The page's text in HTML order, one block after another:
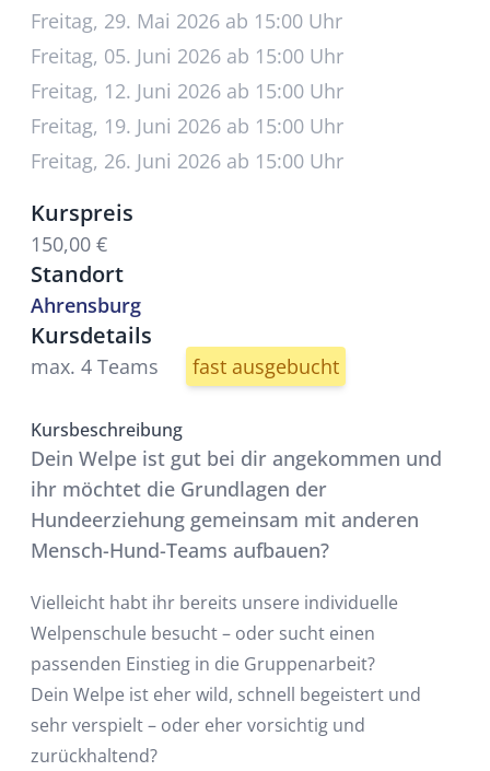
Freitag, 29. Mai 2026 ab 15:00 Uhr
Freitag, 05. Juni 2026 ab 15:00 Uhr
Freitag, 12. Juni 2026 ab 15:00 Uhr
Freitag, 19. Juni 2026 ab 15:00 Uhr
Freitag, 26. Juni 2026 ab 15:00 Uhr
Kurspreis
150,00 €
Standort
Ahrensburg
Kursdetails
max. 4 Teams fast ausgebucht
Kursbeschreibung
Dein Welpe ist gut bei dir angekommen und
ihr möchtet die Grundlagen der
Hundeerziehung gemeinsam mit anderen
Mensch-Hund-Teams aufbauen?
Vielleicht habt ihr bereits unsere individuelle
Welpenschule besucht – oder sucht einen
passenden Einstieg in die Gruppenarbeit?
Dein Welpe ist eher wild, schnell begeistert und
sehr verspielt – oder eher vorsichtig und
zurückhaltend?